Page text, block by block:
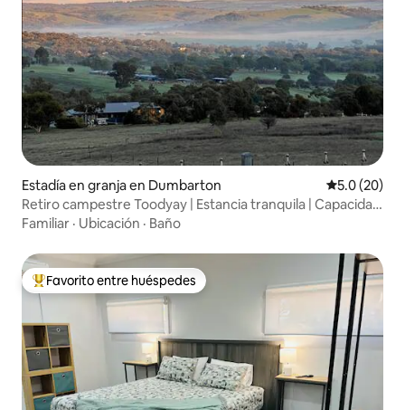
Estadía en granja en Dumbarton Calificación
5.0 (20)
Retiro campestre Toodyay | Estancia tranquila | Capacidad
para 6 personas
Familiar · Ubicación · Baño
Favorito entre huéspedes preferido
Favorito entre huéspedes